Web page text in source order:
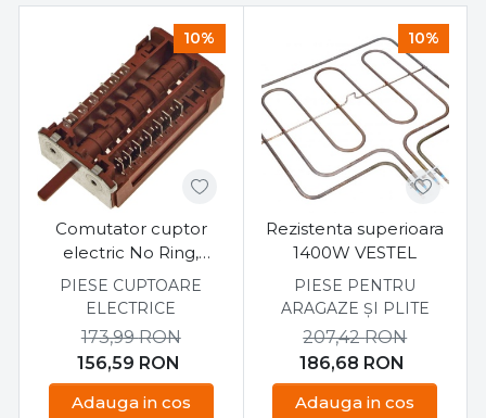
10%
Comutator cuptor
electric No Ring,
Fan&Grill VESTEL
PIESE CUPTOARE
ELECTRICE
156,59 RON
173,99RON
Adauga in cos
10%
Rezistenta superioara
1400W VESTEL
PIESE PENTRU
ARAGAZE ȘI PLITE
186,68 RON
207,42RON
Adauga in cos